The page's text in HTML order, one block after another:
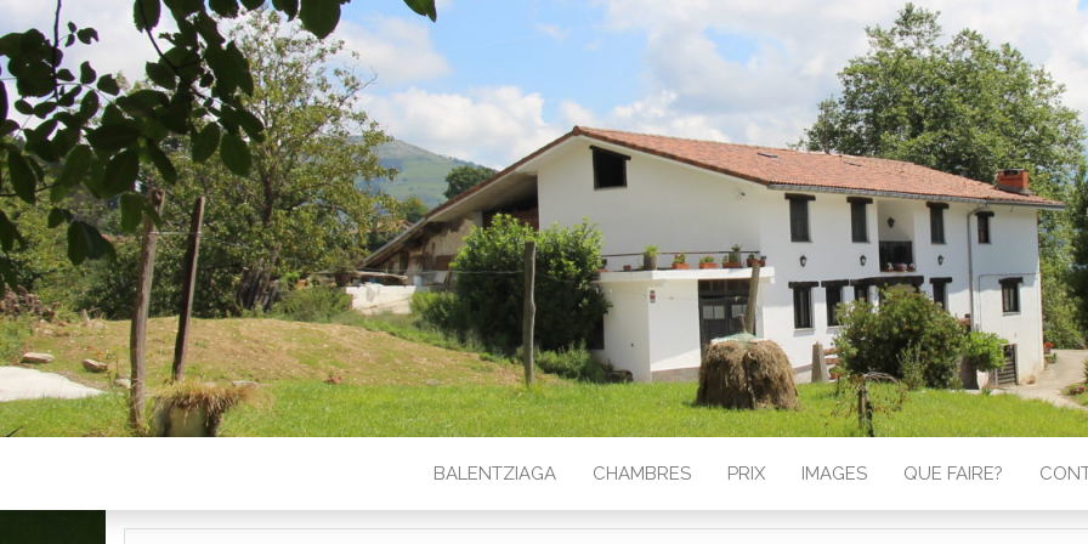
BALENTZIAGA CHAMBRES PRIX IMAGES QUE FAIRE?